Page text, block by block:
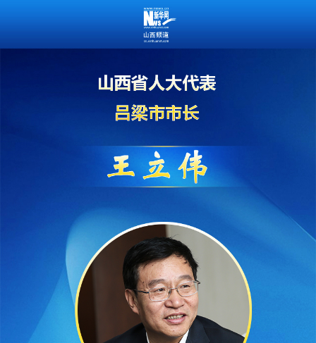
王立伟
吕梁发展今如何？市长说正努力实